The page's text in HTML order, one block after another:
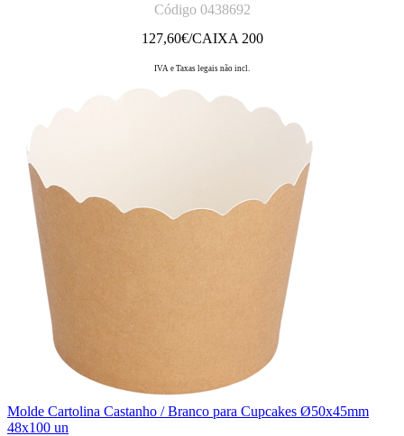
Código 0438692
127,60€/CAIXA 200
IVA e Taxas legais não incl.
Molde Cartolina Castanho / Branco para Cupcakes Ø50x45mm
48x100 un